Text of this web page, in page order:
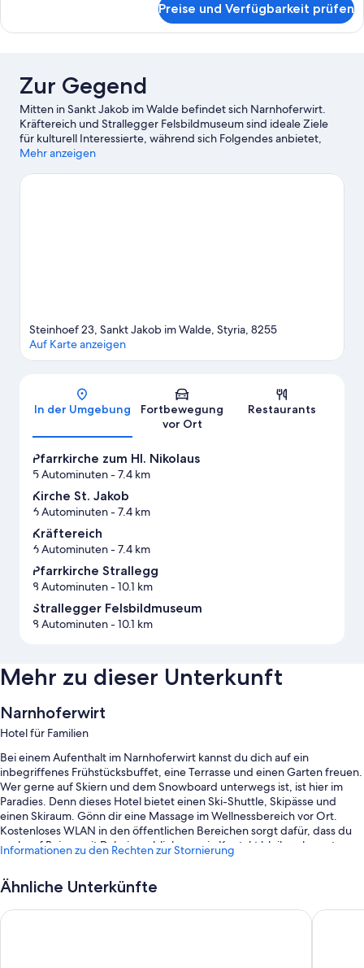
Balkon
Preise und Verfügbarkeit prüfen
Zur Gegend
Mitten in Sankt Jakob im Walde befindet sich Narnhoferwirt.
Kräftereich und Strallegger Felsbildmuseum sind ideale Ziele
für kulturell Interessierte, während sich Folgendes anbietet,
wenn du einen Ausflug unternehmen möchtest: Sesselbahn
unterwegs? Mit diesen Attraktionen kannst du den Kleinen
Mehr anzeigen
Karte
Steinhoef 23, Sankt Jakob im Walde, Styria, 8255
Auf Karte anzeigen
In der Umgebung
Fortbewegung
vor Ort
Restaurants
Pfarrkirche zum Hl. Nikolaus
5 Autominuten- 7.4 km
Kirche St. Jakob
6 Autominuten- 7.4 km
Kräftereich
6 Autominuten- 7.4 km
Pfarrkirche Strallegg
8 Autominuten- 10.1 km
Strallegger Felsbildmuseum
8 Autominuten- 10.1 km
Mehr zu dieser Unterkunft
Narnhoferwirt
Hotel für Familien
Bei einem Aufenthalt im Narnhoferwirt kannst du dich auf ein
inbegriffenes Frühstücksbuffet, eine Terrasse und einen Garten freuen.
Wer gerne auf Skiern und dem Snowboard unterwegs ist, ist hier im
Paradies. Denn dieses Hotel bietet einen Ski-Shuttle, Skipässe und
einen Skiraum. Gönn dir eine Massage im Wellnessbereich vor Ort.
Kostenloses WLAN in den öffentlichen Bereichen sorgt dafür, dass du
auch auf Reisen mit Daheimgebliebenen in Kontakt bleiben kannst.
Außerdem können sich Gäste auf einen Kinderspielplatz und ein
Informationen zu den Rechten zur Stornierung
Ähnliche Unterkünfte
JUFA Hotel Erlaufsee JUFA